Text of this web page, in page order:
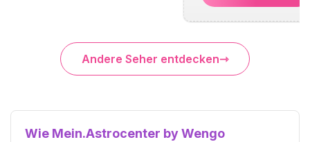
Andere Seher entdecken
Wie Mein.Astrocenter by Wengo